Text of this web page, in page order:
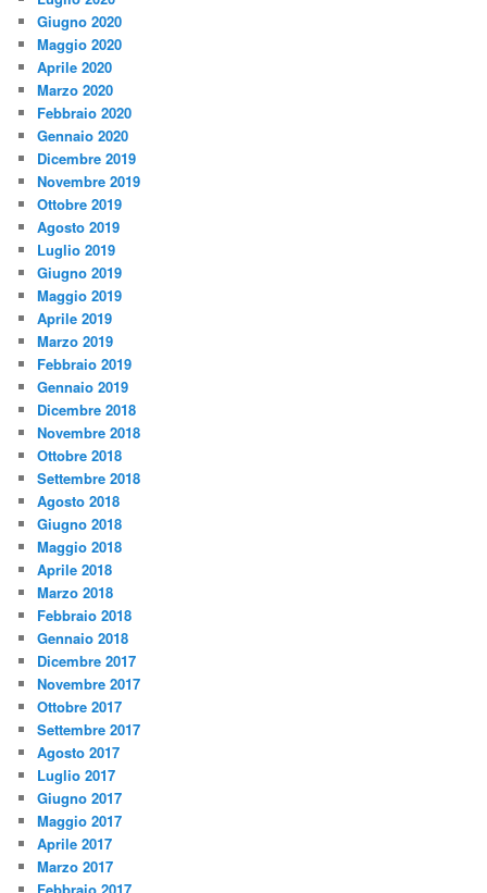
Giugno 2020
Maggio 2020
Aprile 2020
Marzo 2020
Febbraio 2020
Gennaio 2020
Dicembre 2019
Novembre 2019
Ottobre 2019
Agosto 2019
Luglio 2019
Giugno 2019
Maggio 2019
Aprile 2019
Marzo 2019
Febbraio 2019
Gennaio 2019
Dicembre 2018
Novembre 2018
Ottobre 2018
Settembre 2018
Agosto 2018
Giugno 2018
Maggio 2018
Aprile 2018
Marzo 2018
Febbraio 2018
Gennaio 2018
Dicembre 2017
Novembre 2017
Ottobre 2017
Settembre 2017
Agosto 2017
Luglio 2017
Giugno 2017
Maggio 2017
Aprile 2017
Marzo 2017